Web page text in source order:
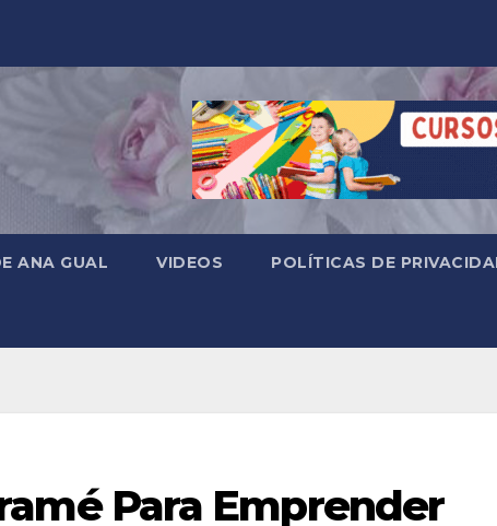
ANA GUAL VIDEOS POLÍTICAS DE
Para Emprender